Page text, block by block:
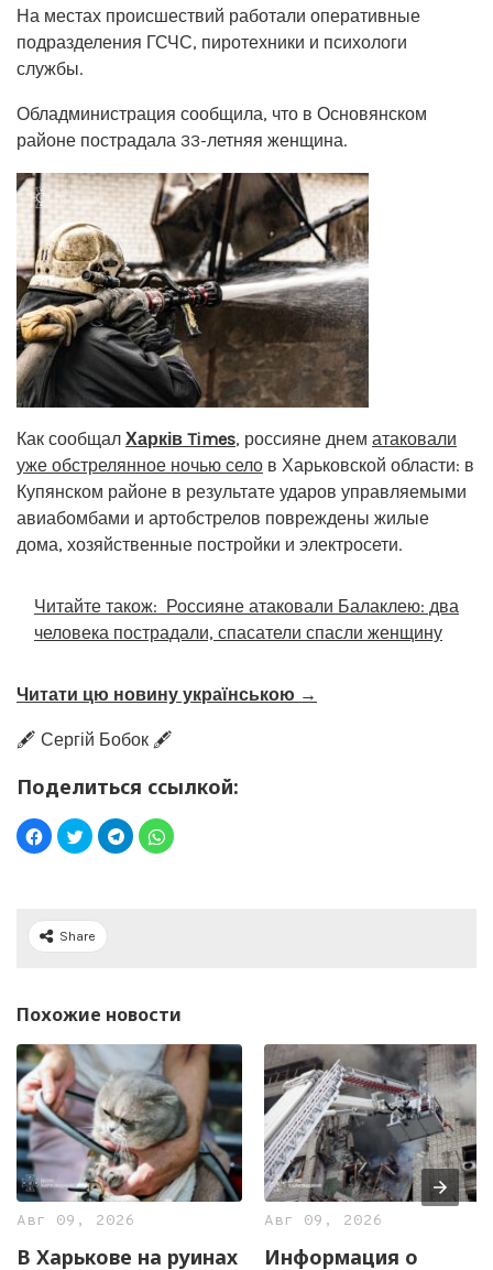
На местах происшествий работали оперативные
подразделения ГСЧС, пиротехники и психологи
службы.
Обладминистрация сообщила, что в Основянском
районе пострадала 33-летняя женщина.
Как сообщал Харків Times, россияне днем атаковали
уже обстрелянное ночью село в Харьковской области: в
Купянском районе в результате ударов управляемыми
авиабомбами и артобстрелов повреждены жилые
дома, хозяйственные постройки и электросети.
Читайте також: Россияне атаковали Балаклею: два
человека пострадали, спасатели спасли женщину
Читати цю новину українською →
🖋️ Сергій Бобок 🖋️
Поделиться ссылкой:
Share
Похожие новости
Авг 09, 2026
В Харькове на руинах
Авг 09, 2026
Информация о